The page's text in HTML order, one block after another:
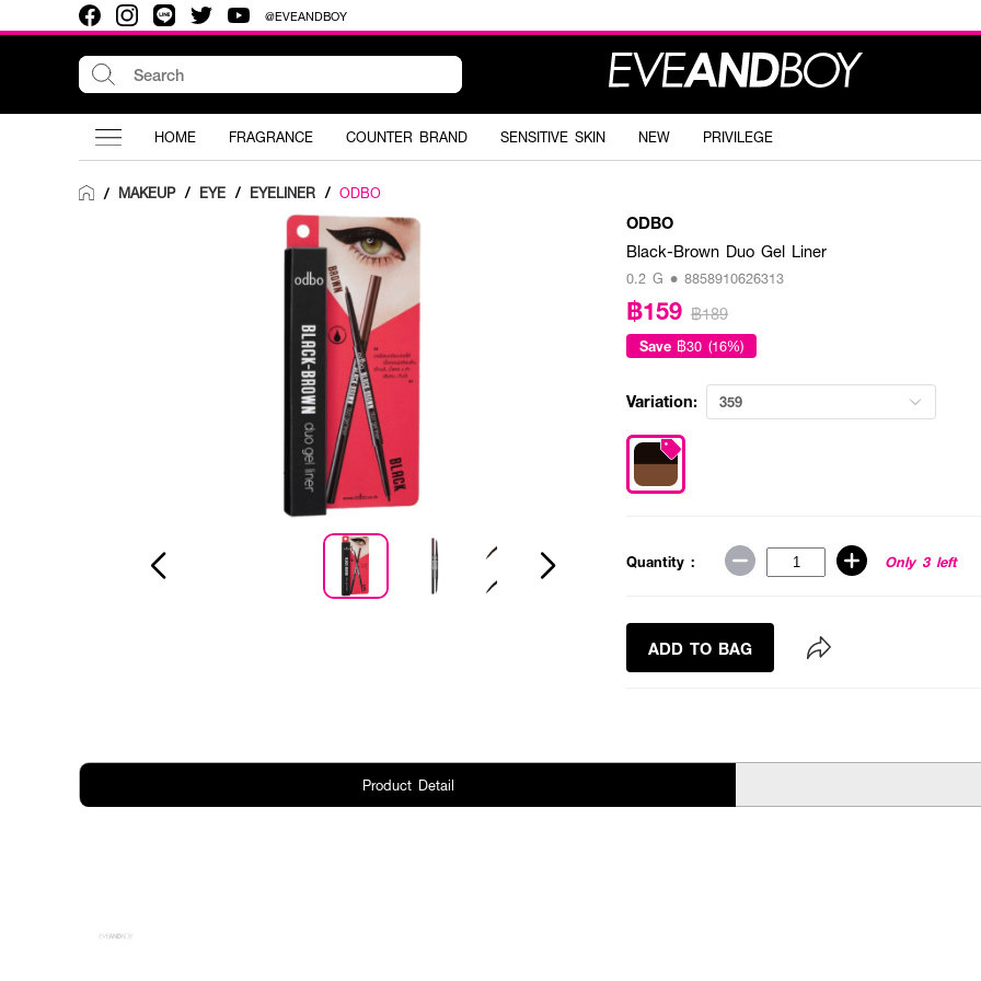
@EVEANDBOY
HOME FRAGRANCE COUNTER BRAND SENSITIVE SKIN NEW PRIVILEGE
/ MAKEUP / EYE / EYELINER / ODBO
ODBO
Black-Brown Duo Gel Liner
0.2 G • 8858910626313
฿159 ฿189
Save ฿30 (16%)
Variation: 359
Quantity : Only 3 left
ADD TO BAG
Product Detail